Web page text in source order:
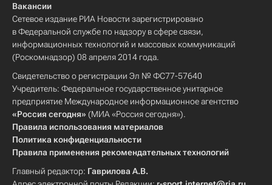
Вакансии
Сетевое издание РИА Новости зарегистрировано
в Федеральной службе по надзору в сфере связи,
информационных технологий и массовых коммуникаций
(Роскомнадзор) 08 апреля 2014 года.
Свидетельство о регистрации Эл № ФС77-57640
Учредитель: Федеральное государственное унитарное
предприятие Международное информационное агентство
«Россия сегодня» (МИА «Россия сегодня»).
Правила использования материалов
Политика конфиденциальности
Правила применения рекомендательных технологий
Главный редактор: Гаврилова А.В.